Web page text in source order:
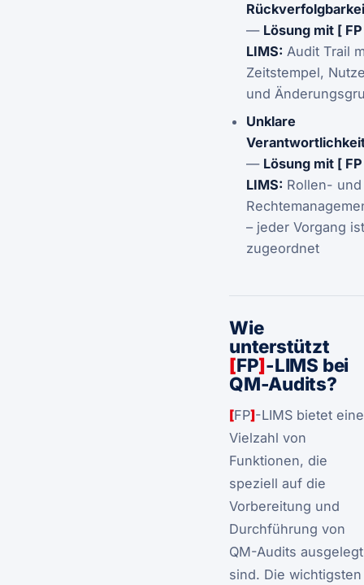
— Lösung mit [
LIMS: Audit Trail
Zeitstempel,
und
Unklare
— Lösung mit [
LIMS: Rollen- und
– jeder Vorgang ist
zugeordnet
Wie
unterstützt
[FP]-LIMS bei
QM-Audits?
[FP]-LIMS bietet eine
Vielzahl von
Funktionen, die
speziell auf die
Vorbereitung und
Durchführung von
QM-Audits ausgelegt
sind. Die wichtigsten